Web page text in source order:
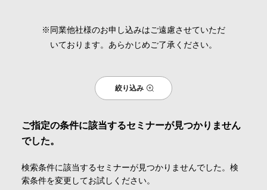
導入事例
イベント・セミナー
会社情報
※同業他社様のお申し込みはご遠慮させていただ
いております。あらかじめご了承ください。
絞り込み
ご指定の条件に該当するセミナーが見つかりません
でした。
検索条件に該当するセミナーが見つかりませんでした。検
索条件を変更してお試しください。